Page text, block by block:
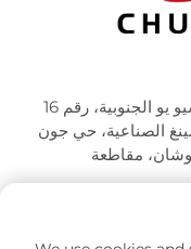
Add: الرقم 601-2، المبنى 13، حديقة شيو يو الجنوبية، رقم 16
الصناعية، حي جون
مقاطعة